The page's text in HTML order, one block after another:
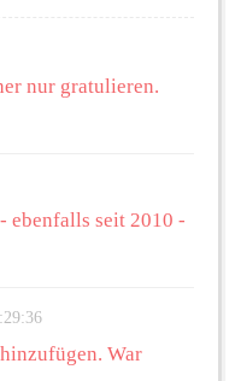
nur gratulieren.
ebenfalls seit 2010 -
War